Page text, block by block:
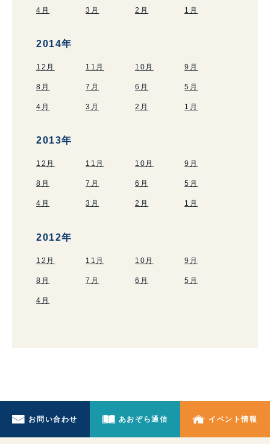
4月 3月 2月 1月
2014年
12月 11月 10月 9月
8月 7月 6月 5月
4月 3月 2月 1月
2013年
12月 11月 10月 9月
8月 7月 6月 5月
4月 3月 2月 1月
2012年
12月 11月 10月 9月
8月 7月 6月 5月
4月
お問い合わせ あおぞら通信 イベント情報